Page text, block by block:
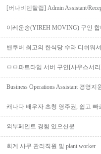
[버나비덴탈랩] Admin Assistant/
이레운송(YIREH MOVING) 구인
밴쿠버 최고의 한식당 수라 디쉬워
ㅁㅁ파트타임 서버 구인[사우스서
Business Operations Assistant 경영
캐나다 배우자 초청 영주권, 쉽고 빠
외부페인트 경험 있으신분
회계 사무 관리직원 및 plant worker